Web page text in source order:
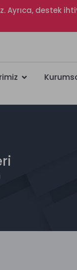
Ayrıca, destek